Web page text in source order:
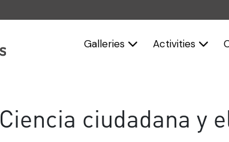
Galleries Activities
Ciencia ciudadana y